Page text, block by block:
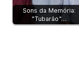
Sons da Memória:
"Tubarão"…